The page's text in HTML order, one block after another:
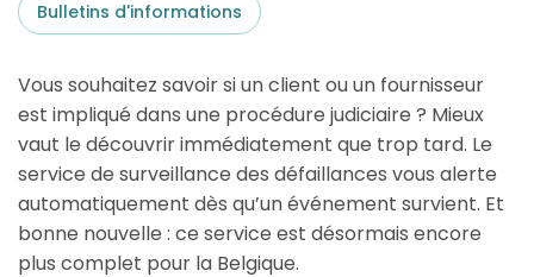
Bulletins d'informations
Vous souhaitez savoir si un client ou un fournisseur
est impliqué dans une procédure judiciaire ? Mieux
vaut le découvrir immédiatement que trop tard. Le
service de surveillance des défaillances vous alerte
automatiquement dès qu’un événement survient. Et
bonne nouvelle : ce service est désormais encore
plus complet pour la Belgique.